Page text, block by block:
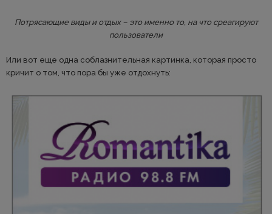
Потрясающие виды и отдых – это именно то, на что среагируют
пользователи
Или вот еще одна соблазнительная картинка, которая просто
кричит о том, что пора бы уже отдохнуть: